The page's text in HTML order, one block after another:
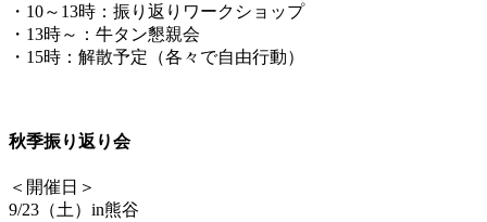
・10～13時：振り返りワークショップ
・13時～：牛タン懇親会
・15時：解散予定（各々で自由行動）
秋季振り返り会
＜開催日＞
9/23（土）in熊谷